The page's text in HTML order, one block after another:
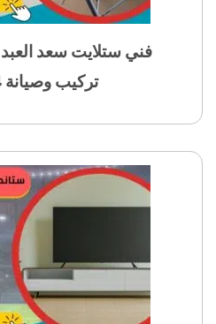
تركيب وصيانة 24 ساعة